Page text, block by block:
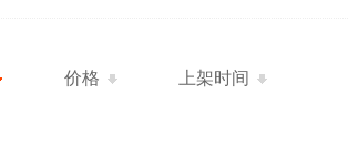
价格 上架时间